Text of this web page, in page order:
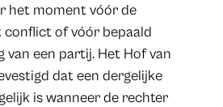
het moment vóór de
conflict of vóór bepaald
van een partij. Het Hof van
dat een dergelijke
is wanneer de rechter